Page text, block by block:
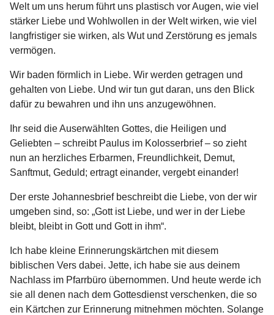
Welt um uns herum führt uns plastisch vor Augen, wie viel
stärker Liebe und Wohlwollen in der Welt wirken, wie viel
langfristiger sie wirken, als Wut und Zerstörung es jemals
vermögen.
Wir baden förmlich in Liebe. Wir werden getragen und
gehalten von Liebe. Und wir tun gut daran, uns den Blick
dafür zu bewahren und ihn uns anzugewöhnen.
Ihr seid die Auserwählten Gottes, die Heiligen und
Geliebten – schreibt Paulus im Kolosserbrief – so zieht
nun an herzliches Erbarmen, Freundlichkeit, Demut,
Sanftmut, Geduld; ertragt einander, vergebt einander!
Der erste Johannesbrief beschreibt die Liebe, von der wir
umgeben sind, so: „Gott ist Liebe, und wer in der Liebe
bleibt, bleibt in Gott und Gott in ihm“.
Ich habe kleine Erinnerungskärtchen mit diesem
biblischen Vers dabei. Jette, ich habe sie aus deinem
Nachlass im Pfarrbüro übernommen. Und heute werde ich
sie all denen nach dem Gottesdienst verschenken, die so
ein Kärtchen zur Erinnerung mitnehmen möchten. Solange